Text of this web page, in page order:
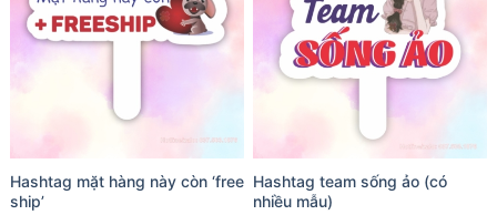
Hashtag mặt hàng này còn ‘free
ship’
Hashtag team sống ảo (có
nhiều mẫu)